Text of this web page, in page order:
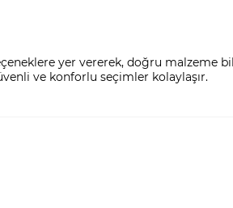
yer vererek, doğru malzeme
ve konforlu seçimler kolaylaşır.